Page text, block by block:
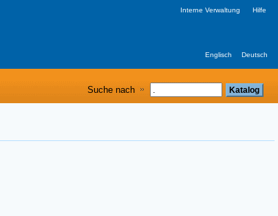
Interne Verwaltung Hilfe
Englisch Deutsch
Suche nach